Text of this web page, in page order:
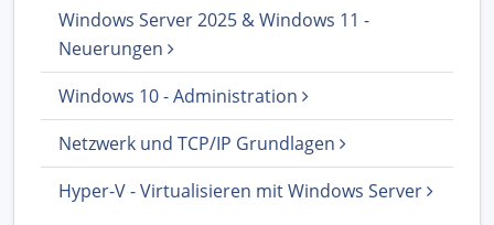
Windows Server 2025 & Windows 11 -
Neuerungen
Windows 10 - Administration
Netzwerk und TCP/IP Grundlagen
Hyper-V - Virtualisieren mit Windows Server